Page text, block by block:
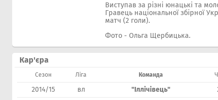
Виступав за різні юнацькі та
Гравець національної збірної
матч (2 голи).
Фото - Ольга Щербицька.
Кар'єра
Сезон Ліга Команда
2014/15 вл "Іллічівець"